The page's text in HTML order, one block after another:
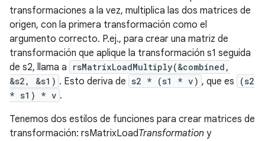
transformaciones a la vez, multiplica las dos matrices de
origen, con la primera transformación como el
argumento correcto. P.ej., para crear una matriz de
transformación que aplique la transformación s1 seguida
de s2, llama a
rsMatrixLoadMultiply(&combined,
&s2, &s1) . Esto deriva de s2 * (s1 * v) , que es
(s2
* s1) * v .
Tenemos dos estilos de funciones para crear matrices de
transformación: rsMatrixLoadTransformation y